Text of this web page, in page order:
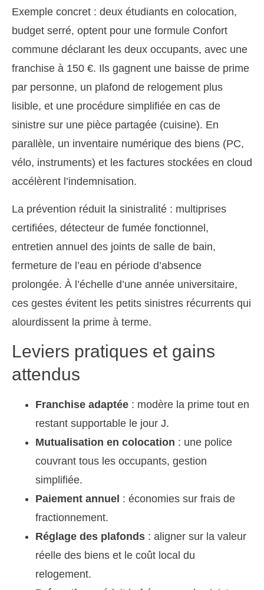
Exemple concret : deux étudiants en colocation,
budget serré, optent pour une formule Confort
commune déclarant les deux occupants, avec une
franchise à 150 €. Ils gagnent une baisse de prime
par personne, un plafond de relogement plus
lisible, et une procédure simplifiée en cas de
sinistre sur une pièce partagée (cuisine). En
parallèle, un inventaire numérique des biens (PC,
vélo, instruments) et les factures stockées en cloud
accélèrent l’indemnisation.
La prévention réduit la sinistralité : multiprises
certifiées, détecteur de fumée fonctionnel,
entretien annuel des joints de salle de bain,
fermeture de l’eau en période d’absence
prolongée. À l’échelle d’une année universitaire,
ces gestes évitent les petits sinistres récurrents qui
alourdissent la prime à terme.
Leviers pratiques et gains
attendus
Franchise adaptée : modère la prime tout en
restant supportable le jour J.
Mutualisation en colocation : une police
couvrant tous les occupants, gestion
simplifiée.
Paiement annuel : économies sur frais de
fractionnement.
Réglage des plafonds : aligner sur la valeur
réelle des biens et le coût local du
relogement.